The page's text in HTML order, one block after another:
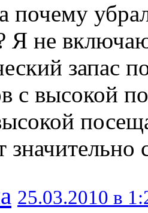
почему
Я не
запас
с высокой
значительно
25.03.2010 в